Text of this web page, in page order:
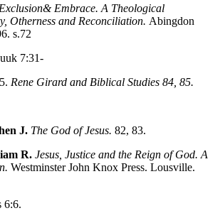
Embrace. A Theological
Otherness and Reconciliation. Abingdon
s.72
7:31-
Rene Girard and Biblical Studies 84, 85.
J. The God of Jesus. 82, 83.
R. Jesus, Justice and the Reign of God. A
Westminster John Knox Press. Lousville.
6:6.